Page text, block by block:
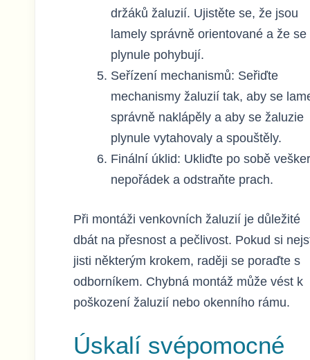
držáků žaluzií. Ujistěte se, že jsou
lamely správně orientované a že se
plynule pohybují.
Seřízení mechanismů: Seřiďte
mechanismy žaluzií tak, aby se
správně naklápěly a aby se žaluzie
plynule vytahovaly a spouštěly.
Finální úklid: Ukliďte po sobě
nepořádek a odstraňte prach.
Při montáži venkovních žaluzií je důležité
dbát na přesnost a pečlivost. Pokud si
jisti některým krokem, raději se poraďte s
odborníkem. Chybná montáž může vést k
poškození žaluzií nebo okenního rámu.
Úskalí svépomocné